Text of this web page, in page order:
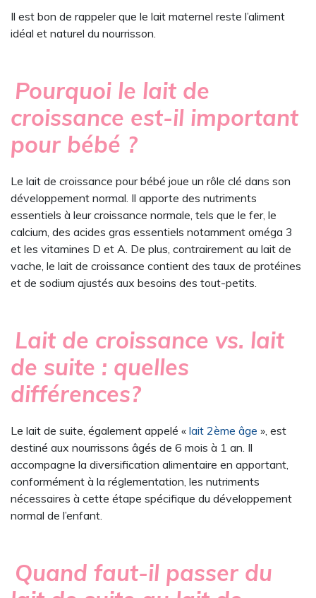
Il est bon de rappeler que le lait maternel reste l’aliment
idéal et naturel du nourrisson.
Pourquoi le lait de
croissance est-il important
pour bébé ?
Le lait de croissance pour bébé joue un rôle clé dans son
développement normal. Il apporte des nutriments
essentiels à leur croissance normale, tels que le fer, le
calcium, des acides gras essentiels notamment oméga 3
et les vitamines D et A. De plus, contrairement au lait de
vache, le lait de croissance contient des taux de protéines
et de sodium ajustés aux besoins des tout-petits.
Lait de croissance vs. lait
de suite : quelles
différences?
Le lait de suite, également appelé « lait 2ème âge », est
destiné aux nourrissons âgés de 6 mois à 1 an. Il
accompagne la diversification alimentaire en apportant,
conformément à la réglementation, les nutriments
nécessaires à cette étape spécifique du développement
normal de l’enfant.
Quand faut-il passer du